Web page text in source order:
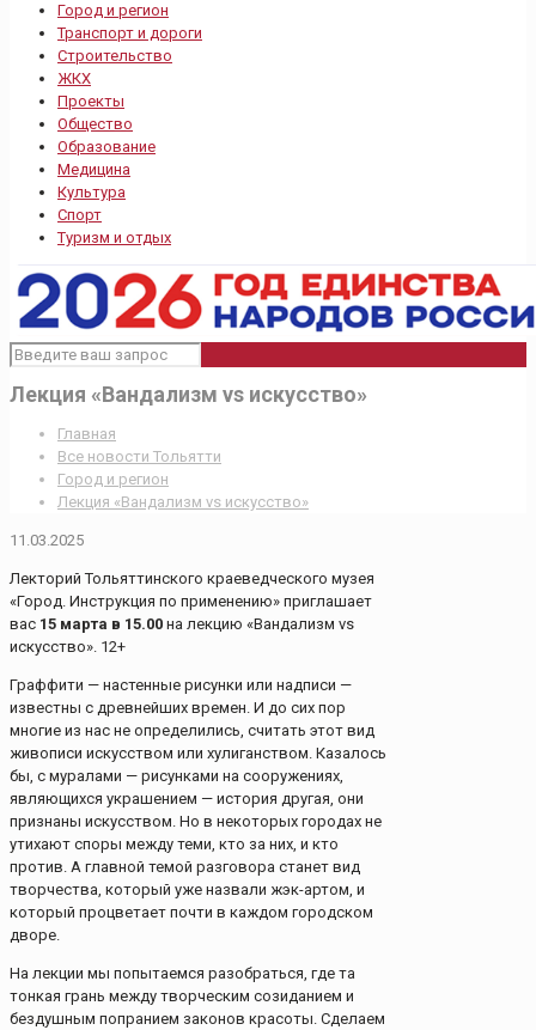
Город и регион
Транспорт и дороги
Строительство
ЖКХ
Проекты
Общество
Образование
Медицина
Культура
Спорт
Туризм и отдых
Лекция «Вандализм vs искусство»
Главная
Все новости Тольятти
Город и регион
Лекция «Вандализм vs искусство»
11.03.2025
Лекторий Тольяттинского краеведческого музея
«Город. Инструкция по применению» приглашает
вас 15 марта в 15.00 на лекцию «Вандализм vs
искусство». 12+
Граффити — настенные рисунки или надписи —
известны с древнейших времен. И до сих пор
многие из нас не определились, считать этот вид
живописи искусством или хулиганством. Казалось
бы, с муралами — рисунками на сооружениях,
являющихся украшением — история другая, они
признаны искусством. Но в некоторых городах не
утихают споры между теми, кто за них, и кто
против. А главной темой разговора станет вид
творчества, который уже назвали жэк-артом, и
который процветает почти в каждом городском
дворе.
На лекции мы попытаемся разобраться, где та
тонкая грань между творческим созиданием и
бездушным попранием законов красоты. Сделаем